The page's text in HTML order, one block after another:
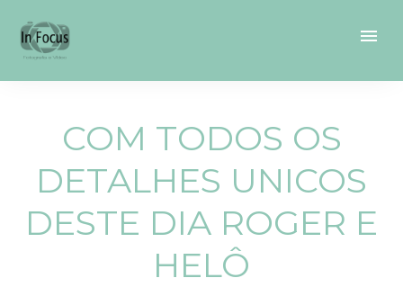
menu
COM TODOS OS
DETALHES UNICOS
DESTE DIA ROGER E
HELÔ